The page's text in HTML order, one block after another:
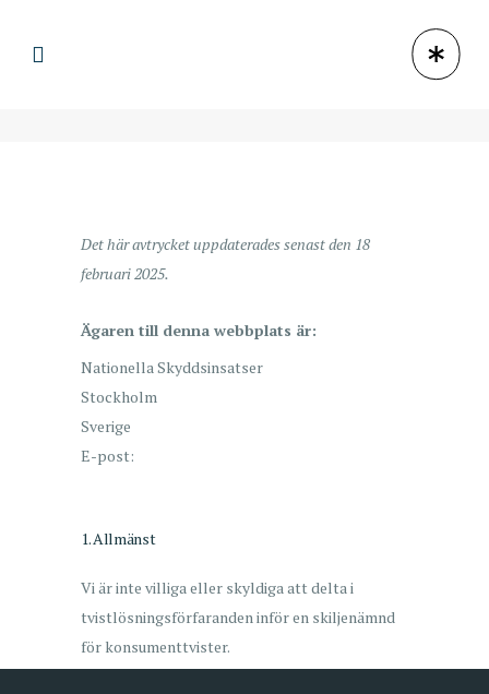
Det här avtrycket uppdaterades senast den 18
februari 2025.
Ägaren till denna webbplats är:
Nationella Skyddsinsatser
Stockholm
Sverige
E-post:
1. Allmänst
Vi är inte villiga eller skyldiga att delta i
tvistlösningsförfaranden inför en skiljenämnd
för konsumenttvister.